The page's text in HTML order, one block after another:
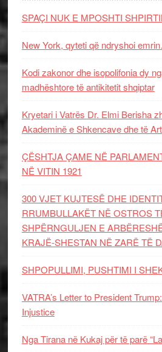
SPAÇI NUK E MPOSHTI
New York, qyteti që ndryshoi
Kodi zakonor dhe isopolifonia dy
madhështore të antikitetit shqiptar
Kryetari i Vatrës Dr. Elmi Berisha
Akademinë e Shkencave dhe të
ÇËSHTJA ÇAME NË
NË VITIN 1921
300 VJET KUJTESË DHE
RRUMBULLAKËT NË OSTROS
SHPËRNGULJEN E
KRAJË-SHESTAN NË ZARË TË
SHPOPULLIMI, PUSHTIMI I
VATRA’s Letter to President
Injustice
Nga Tirana në Kukaj për të parë